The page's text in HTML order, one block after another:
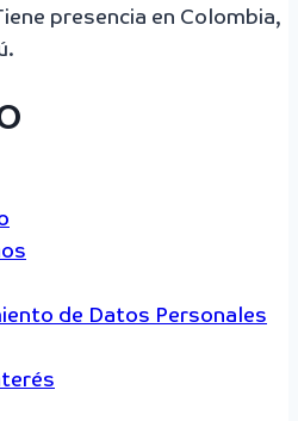
presencia en Colombia,
de Datos Personales